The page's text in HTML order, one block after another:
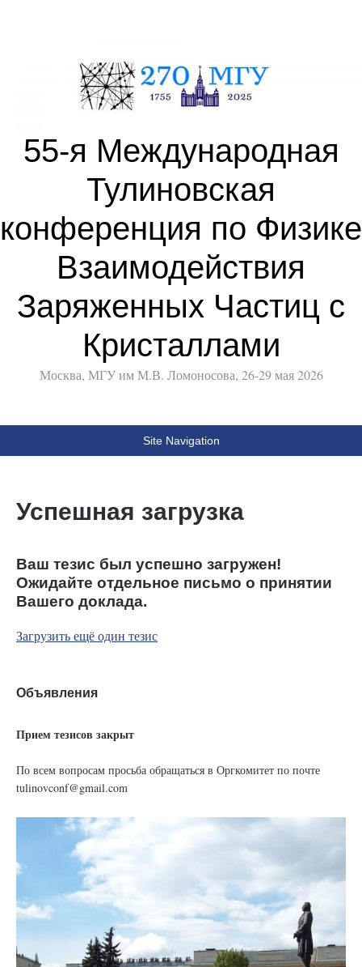
55-я Международная
Тулиновская
конференция по Физике
Взаимодействия
Заряженных Частиц с
Кристаллами
Москва, МГУ им М.В. Ломоносова, 26-29 мая 2026
Site Navigation
Успешная загрузка
Ваш тезис был успешно загружен!
Ожидайте отдельное письмо о принятии
Вашего доклада.
Загрузить ещё один тезис
Объявления
Прием тезисов закрыт
По всем вопросам просьба обращаться в Оргкомитет по почте
tulinovconf@gmail.com